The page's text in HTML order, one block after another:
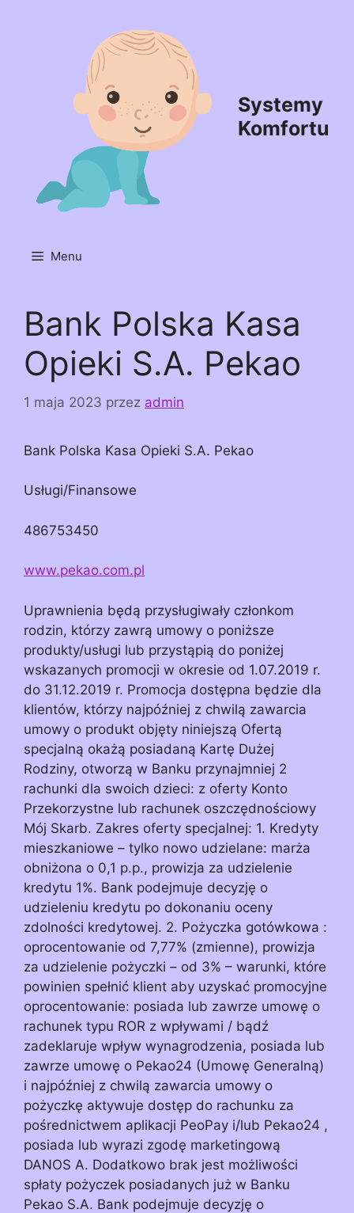
Systemy
Komfortu
Menu
Bank Polska Kasa
Opieki S.A. Pekao
1 maja 2023 przez admin
Bank Polska Kasa Opieki S.A. Pekao
Usługi/Finansowe
486753450
www.pekao.com.pl
Uprawnienia będą przysługiwały członkom
rodzin, którzy zawrą umowy o poniższe
produkty/usługi lub przystąpią do poniżej
wskazanych promocji w okresie od 1.07.2019 r.
do 31.12.2019 r. Promocja dostępna będzie dla
klientów, którzy najpóźniej z chwilą zawarcia
umowy o produkt objęty niniejszą Ofertą
specjalną okażą posiadaną Kartę Dużej
Rodziny, otworzą w Banku przynajmniej 2
rachunki dla swoich dzieci: z oferty Konto
Przekorzystne lub rachunek oszczędnościowy
Mój Skarb. Zakres oferty specjalnej: 1. Kredyty
mieszkaniowe – tylko nowo udzielane: marża
obniżona o 0,1 p.p., prowizja za udzielenie
kredytu 1%. Bank podejmuje decyzję o
udzieleniu kredytu po dokonaniu oceny
zdolności kredytowej. 2. Pożyczka gotówkowa :
oprocentowanie od 7,77% (zmienne), prowizja
za udzielenie pożyczki – od 3% – warunki, które
powinien spełnić klient aby uzyskać promocyjne
oprocentowanie: posiada lub zawrze umowę o
rachunek typu ROR z wpływami / bądź
zadeklaruje wpływ wynagrodzenia, posiada lub
zawrze umowę o Pekao24 (Umowę Generalną)
i najpóźniej z chwilą zawarcia umowy o
pożyczkę aktywuje dostęp do rachunku za
pośrednictwem aplikacji PeoPay i/lub Pekao24 ,
posiada lub wyrazi zgodę marketingową
DANOS A. Dodatkowo brak jest możliwości
spłaty pożyczek posiadanych już w Banku
Pekao S.A. Bank podejmuje decyzję o